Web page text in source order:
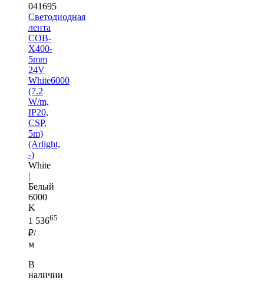
041695
Светодиодная
лента
COB-
X400-
5mm
24V
White6000
(7.2
W/m,
IP20,
CSP,
5m)
(Arlight,
-)
White
|
Белый
6000
K
1 53665
₽/
м
В
наличии